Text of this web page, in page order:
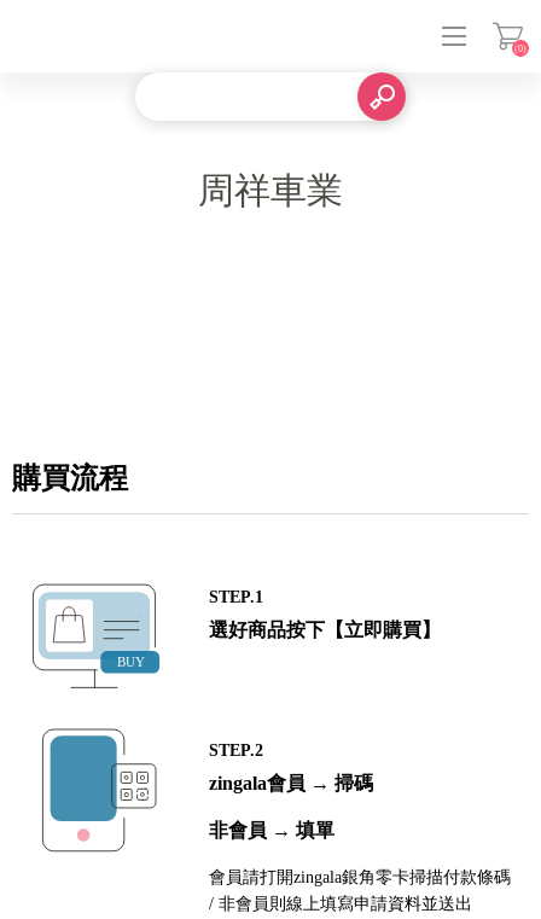
(0)
周祥車業
購買流程
STEP.1
選好商品按下【立即購買】
STEP.2
zingala會員 → 掃碼
非會員 → 填單
會員請打開zingala銀角零卡掃描付款條碼
/ 非會員則線上填寫申請資料並送出